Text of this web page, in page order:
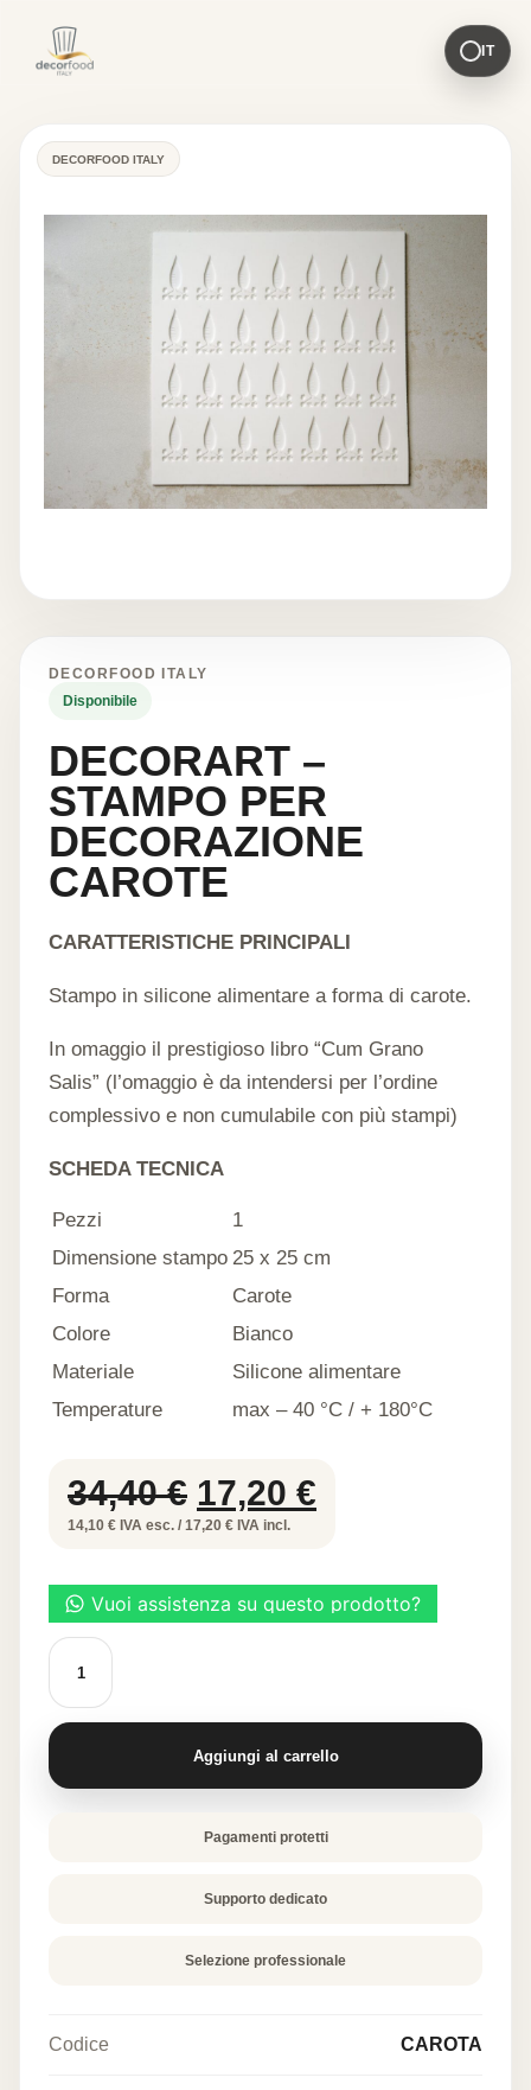
IT
DECORFOOD ITALY
DECORFOOD ITALY
Disponibile
DECORART –
STAMPO PER
DECORAZIONE
CAROTE
CARATTERISTICHE PRINCIPALI
Stampo in silicone alimentare a forma di carote.
In omaggio il prestigioso libro “Cum Grano
Salis” (l’omaggio è da intendersi per l’ordine
complessivo e non cumulabile con più stampi)
SCHEDA TECNICA
Pezzi
1
Dimensione stampo 25 x 25 cm
Forma
Carote
Colore
Bianco
Materiale
Silicone alimentare
Temperature
max – 40 °C / + 180°C
34,40€ Il
prezzo
era:
17,20 €
è:
14,10 € IVA esc. / 17,20 € IVA incl.
DECORART
STAMPO
PER
DECORAZIONE
quantità
Aggiungi al carrello
Pagamenti protetti
Supporto dedicato
Selezione professionale
Codice CAROTA